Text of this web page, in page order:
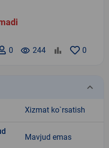
0
remove_red_eye 244
0
keyboard_arrow_down
Xizmat ko`rsatish
Mavjud emas